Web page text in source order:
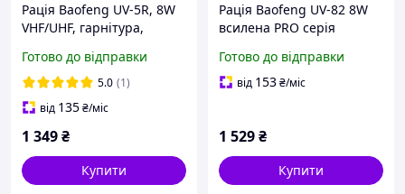
Рація Baofeng UV-5R, 8W
VHF/UHF, гарнітура,
дальність до 8 км,
ОРИГИНАЛ
Готово до відправки
5.0 (1)
від 135₴/міс
1 349₴
Купити
Рація Baofeng UV-82 8W
всилена PRO серія
кнопка, гарнітура,
дальність 10км,
Готово до відправки
від 153₴/міс
1 529₴
Купити